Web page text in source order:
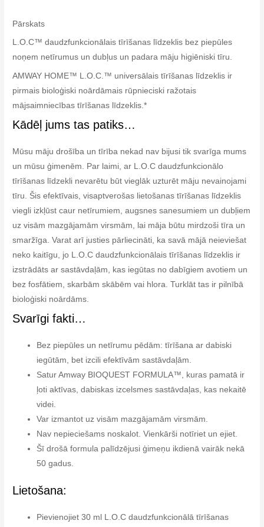
Pārskats
L.O.C™ daudzfunkcionālais tīrīšanas līdzeklis bez piepūles
noņem netīrumus un dubļus un padara māju higiēniski tīru.
AMWAY HOME™ L.O.C.™ universālais tīrīšanas līdzeklis ir
pirmais bioloģiski noārdāmais rūpnieciski ražotais
mājsaimniecības tīrīšanas līdzeklis.*
Kādēļ jums tas patiks…
Mūsu māju drošība un tīrība nekad nav bijusi tik svarīga mums
un mūsu ģimenēm. Par laimi, ar L.O.C daudzfunkcionālo
tīrīšanas līdzekli nevarētu būt vieglāk uzturēt māju nevainojami
tīru. Šis efektīvais, visaptverošas lietošanas tīrīšanas līdzeklis
viegli izkļūst caur netīrumiem, augsnes sanesumiem un dubļiem
uz visām mazgājamām virsmām, lai māja būtu mirdzoši tīra un
smaržīga. Varat arī justies pārliecināti, ka savā mājā neieviešat
neko kaitīgu, jo L.O.C daudzfunkcionālais tīrīšanas līdzeklis ir
izstrādāts ar sastāvdaļām, kas iegūtas no dabīgiem avotiem un
bez fosfātiem, skarbām skābēm vai hlora. Turklāt tas ir pilnībā
bioloģiski noārdāms.
Svarīgi fakti…
Bez piepūles un netīrumu pēdām: tīrīšana ar dabiski
iegūtām, bet izcili efektīvām sastāvdaļām.
Satur Amway BIOQUEST FORMULA™, kuras pamatā ir
ļoti aktīvas, dabiskas izcelsmes sastāvdaļas, kas nekaitē
videi.
Var izmantot uz visām mazgājamām virsmām.
Nav nepieciešams noskalot. Vienkārši notīriet un ejiet.
Šī drošā formula palīdzējusi ģimeņu ikdienā vairāk nekā
50 gadus.
Lietošana:
Pievienojiet 30 ml L.O.C daudzfunkcionālā tīrīšanas